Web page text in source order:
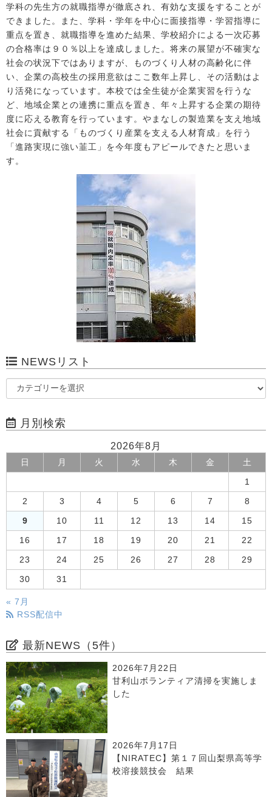
学科の先生方の就職指導が徹底され、有効な支援をすることが
できました。また、学科・学年を中心に面接指導・学習指導に
重点を置き、就職指導を進めた結果、学校紹介による一次応募
の合格率は９０％以上を達成しました。将来の展望が不確実な
社会の状況下ではありますが、ものづくり人材の高齢化に伴
い、企業の高校生の採用意欲はここ数年上昇し、その活動はよ
り活発になっています。本校では全生徒が企業実習を行うな
ど、地域企業との連携に重点を置き、年々上昇する企業の期待
度に応える教育を行っています。やまなしの製造業を支え地域
社会に貢献する「ものづくり産業を支える人材育成」を行う
「進路実現に強い韮工」を今年度もアピールできたと思いま
す。
NEWSリスト
月別検索
2026年8月
日 月 火 水 木 金 土
1
2 3 4 5 6 7 8
9 10 11 12 13 14 15
16 17 18 19 20 21 22
23 24 25 26 27 28 29
30 31
« 7月
RSS配信中
最新NEWS（5件）
2026年7月22日
甘利山ボランティア清掃を実施しま
した
2026年7月17日
【NIRATEC】第１７回山梨県高等学
校溶接競技会 結果